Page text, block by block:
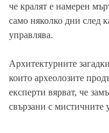
че кралят е намерен
само няколко дни след
управлява.
Архитектурните загадки
които археолозите
експерти вярват, че
свързани с мистичните